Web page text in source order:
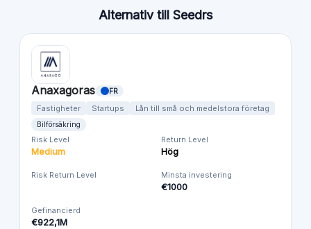
Alternativ till Seedrs
Anaxagoras FR
Fastigheter Startups Lån till små och medelstora företag
Bilförsäkring
Risk Level
Medium
Return Level
Hög
Risk Return Level Minsta investering
€1000
Gefinancierd
€922,1M